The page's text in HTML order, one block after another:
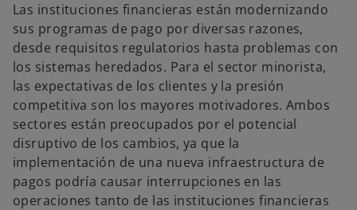
Las instituciones financieras están modernizando
sus programas de pago por diversas razones,
desde requisitos regulatorios hasta problemas con
los sistemas heredados. Para el sector minorista,
las expectativas de los clientes y la presión
competitiva son los mayores motivadores. Ambos
sectores están preocupados por el potencial
disruptivo de los cambios, ya que la
implementación de una nueva infraestructura de
pagos podría causar interrupciones en las
operaciones tanto de las instituciones financieras